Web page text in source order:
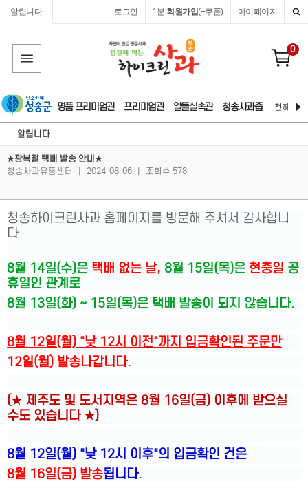
알립니다 마이페이지
1분 회원가입(+쿠폰)
로그인
0
명품 프리미엄관 프리미엄관 알뜰실속관 청송사과즙 천혜 자
알립니다
★광복절 택배 발송 안내★
청송사과유통센터
2024-08-06 조회수 578
청송하이크린사과 홈페이지를 방문해 주셔서 감사합니
다.
8월 14일(수)은 택배 없는 날, 8월 15일(목)은 현충일 공
휴일인 관계로
8월 13일(화) ~ 15일(목)은 택배 발송이 되지 않습니다.
8월 12일(월) "낮 12시 이전"까지 입금확인된 주문만
12일(월) 발송나갑니다.
(★ 제주도 및 도서지역은 8월 16일(금) 이후에 받으실
수도 있습니다 ★)
8월 12일(월) "낮 12시 이후"의 입금확인 건은
8월 16일(금) 발송됩니다.